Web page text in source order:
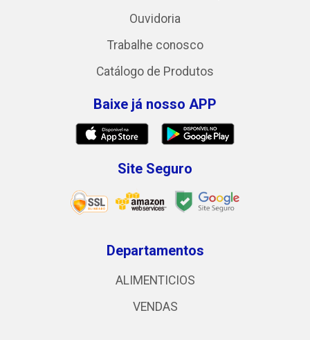
Ouvidoria
Trabalhe conosco
Catálogo de Produtos
Baixe já nosso APP
Site Seguro
Departamentos
ALIMENTICIOS
VENDAS